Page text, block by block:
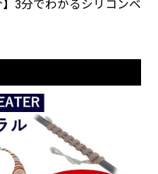
】3分でわかるシリコンベ